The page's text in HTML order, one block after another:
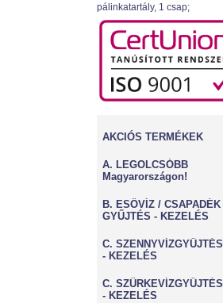
pálinkatartály, 1 csap;
AKCIÓS TERMÉKEK
A. LEGOLCSÓBB
Magyarországon!
B. ESŐVÍZ / CSAPADÉK
GYŰJTÉS - KEZELÉS
C. SZENNYVÍZGYŰJTÉS
- KEZELÉS
C. SZÜRKEVÍZGYŰJTÉS
- KEZELÉS